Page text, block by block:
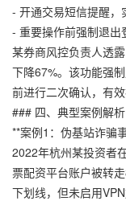
- 开通交易短信提醒，
- 重要操作前强制退出
某券商风控负责人透
下降67%。该功能强
前进行二次确认，有效
### 四、典型案例解析
**案例1：伪基站诈骗
2022年杭州某投资者
票配资平台账户被转
下划线，但未启用VPN